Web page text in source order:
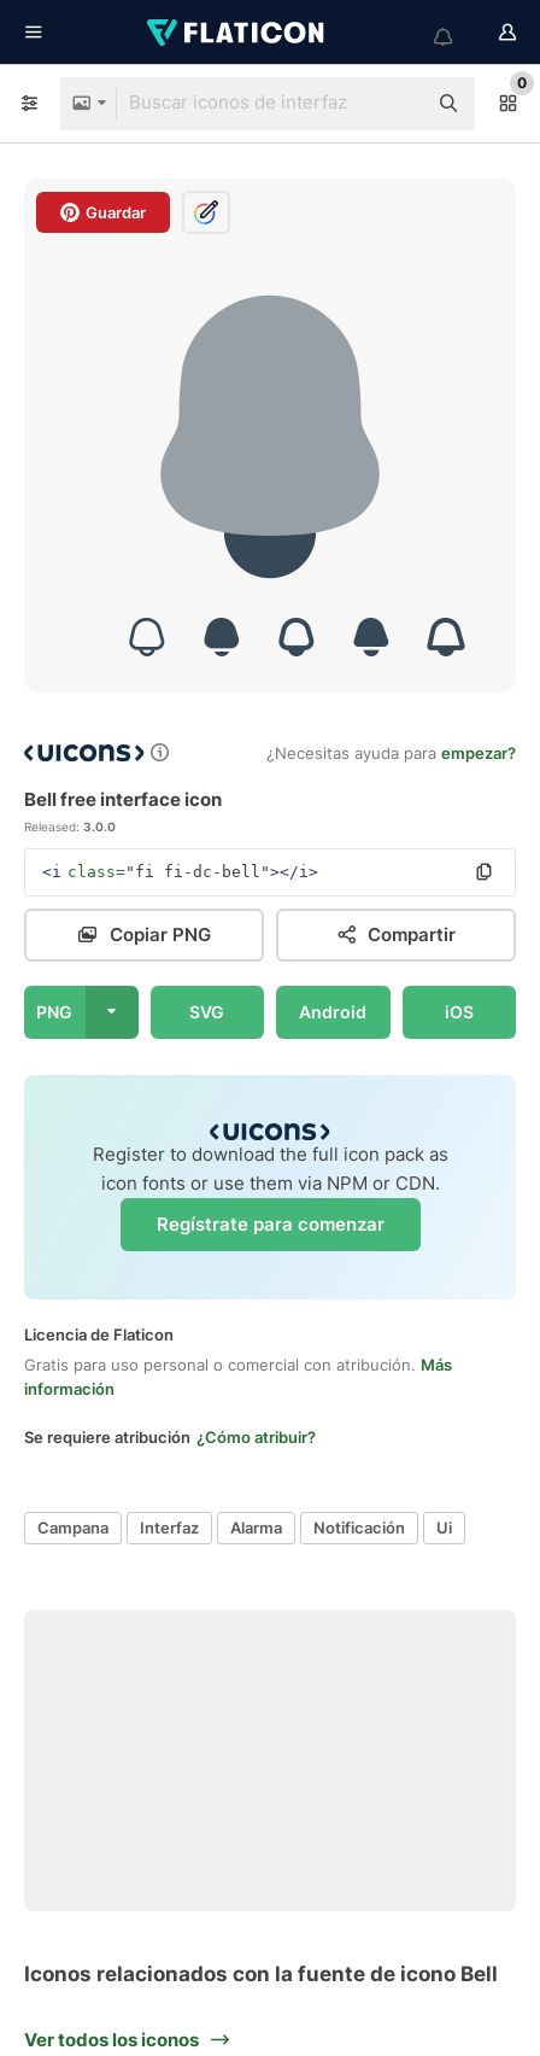
0
Guardar
¿Necesitas ayuda para empezar?
Bell free interface icon
Released: 3.0.0
<i class="fi fi-dc-bell"></i>
Copiar PNG Compartir
PNG SVG Android iOS
Register to download the full icon pack as
icon fonts or use them via NPM or CDN.
Regístrate para comenzar
Licencia de Flaticon
Gratis para uso personal o comercial con atribución. Más
información
Se requiere atribución ¿Cómo atribuir?
Campana Interfaz Alarma Notificación Ui
Iconos relacionados con la fuente de icono Bell
Ver todos los iconos